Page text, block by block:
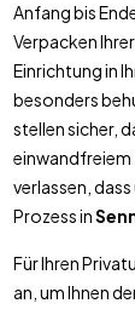
Anfang bis
Verpacken
Einrichtung in
besonders
stellen sicher,
einwandfreiem
verlassen,
Prozess in
Für Ihren
an, um Ihnen